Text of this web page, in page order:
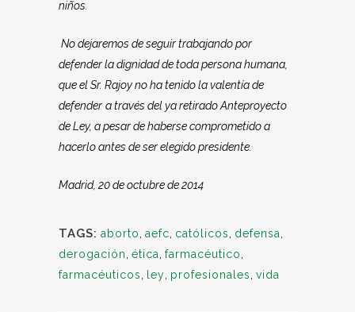
niños.
No dejaremos de seguir trabajando por
defender la dignidad de toda persona humana,
que el Sr. Rajoy no ha tenido la valentía de
defender a través del ya retirado Anteproyecto
de Ley, a pesar de haberse comprometido a
hacerlo antes de ser elegido presidente.
Madrid, 20 de octubre de 2014
TAGS: aborto aefc católicos defensa
derogación ética farmacéutico
farmacéuticos
ley profesionales vida